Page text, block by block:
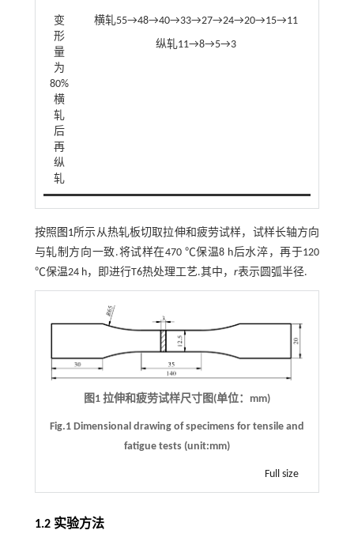
变
形
量
为
80%
横
轧
后
再
纵
轧
横轧55→48→40→33→27→24→20→15→11
纵轧11→8→5→3
按照 图1所示从热轧板切取拉伸和疲劳试样，试样长轴方向
与轧制方向一致.将试样在470 ℃保温8 h后水淬，再于120
℃保温24 h，即进行T6热处理工艺.其中， r表示圆弧半径.
图1 拉伸和疲劳试样尺寸图(单位：mm)
Fig.1 Dimensional drawing of specimens for tensile and
fatigue tests (unit:mm)
Full size
1.2 实验方法